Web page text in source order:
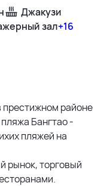
Джакузи
зал+16
районе
Бангтао -
пляжей на
рынок, торговый